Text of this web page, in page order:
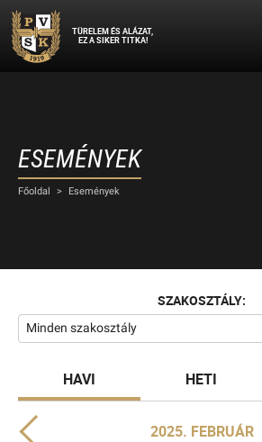
TÜRELEM ÉS ALÁZAT,
EZ A SIKER TITKA!
ESEMÉNYEK
Főoldal > Események
SZAKOSZTÁLY:
Minden szakosztály
HAVI HETI
2025. FEBRUÁR